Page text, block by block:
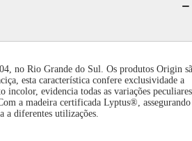
no Rio Grande do Sul. Os produtos Origin
esta característica confere exclusividade a
incolor, evidencia todas as variações peculiares
a madeira certificada Lyptus®, assegurando
a diferentes utilizações.